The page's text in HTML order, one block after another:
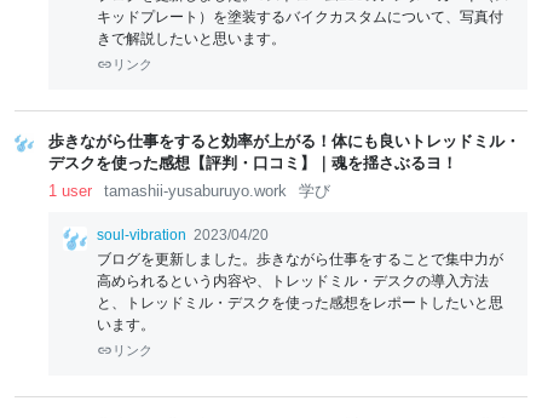
キッドプレート）を塗装するバイクカスタムについて、写真付
きで解説したいと思います。
リンク
歩きながら仕事をすると効率が上がる！体にも良いトレッドミル・
デスクを使った感想【評判・口コミ】｜魂を揺さぶるヨ！
1 user
tamashii-yusaburuyo.work 学び
soul-vibration 2023/04/20
ブログを更新しました。歩きながら仕事をすることで集中力が
高められるという内容や、トレッドミル・デスクの導入方法
と、トレッドミル・デスクを使った感想をレポートしたいと思
います。
リンク